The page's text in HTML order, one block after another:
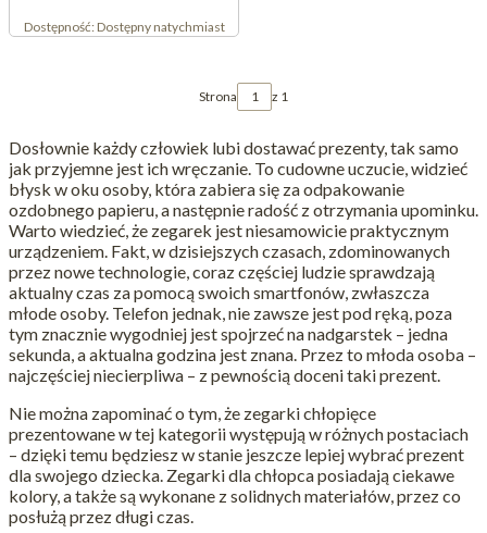
Dostępność:Dostępny natychmiast
Strona z 1
Dosłownie każdy człowiek lubi dostawać prezenty, tak samo
jak przyjemne jest ich wręczanie. To cudowne uczucie, widzieć
błysk w oku osoby, która zabiera się za odpakowanie
ozdobnego papieru, a następnie radość z otrzymania upominku.
Warto wiedzieć, że zegarek jest niesamowicie praktycznym
urządzeniem. Fakt, w dzisiejszych czasach, zdominowanych
przez nowe technologie, coraz częściej ludzie sprawdzają
aktualny czas za pomocą swoich smartfonów, zwłaszcza
młode osoby. Telefon jednak, nie zawsze jest pod ręką, poza
tym znacznie wygodniej jest spojrzeć na nadgarstek – jedna
sekunda, a aktualna godzina jest znana. Przez to młoda osoba –
najczęściej niecierpliwa – z pewnością doceni taki prezent.
Nie można zapominać o tym, że zegarki chłopięce
prezentowane w tej kategorii występują w różnych postaciach
– dzięki temu będziesz w stanie jeszcze lepiej wybrać prezent
dla swojego dziecka. Zegarki dla chłopca posiadają ciekawe
kolory, a także są wykonane z solidnych materiałów, przez co
posłużą przez długi czas.